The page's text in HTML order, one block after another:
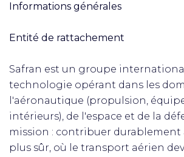
Informations générales
Entité de rattachement
Safran est un groupe
technologie opérant dans les
l'aéronautique (propulsion,
intérieurs), de l'espace et de la
mission : contribuer durablement
plus sûr, où le transport aérien